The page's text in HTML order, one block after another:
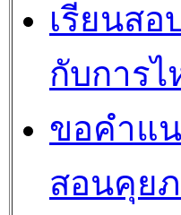
เรียนสอ
กับการไ
ขอคำแ
สอนคุย